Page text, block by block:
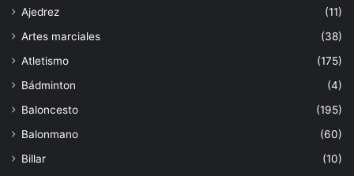
Ajedrez
(11)
Artes marciales
(38)
Atletismo
(175)
Bádminton
(4)
Baloncesto
(195)
Balonmano
(60)
Billar
(10)